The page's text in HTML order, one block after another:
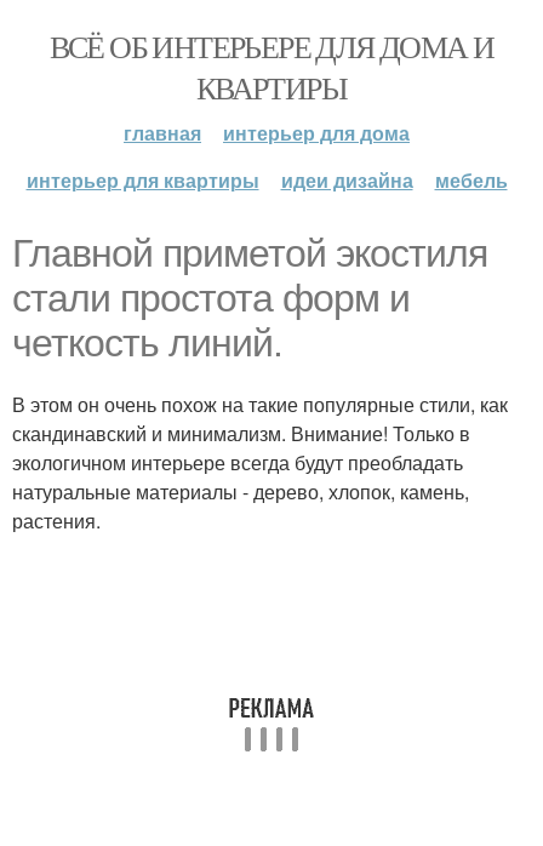
ВСЁ ОБ ИНТЕРЬЕРЕ ДЛЯ ДОМА И
КВАРТИРЫ
главная
интерьер для дома
интерьер для квартиры
идеи дизайна мебель
Главной приметой экостиля
стали простота форм и
четкость линий.
В этом он очень похож на такие популярные стили, как
скандинавский и минимализм. Внимание! Только в
экологичном интерьере всегда будут преобладать
натуральные материалы - дерево, хлопок, камень,
растения.